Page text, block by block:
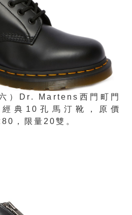
）Dr. Martens西門町門
典10孔馬汀靴，原價
，限量20雙。